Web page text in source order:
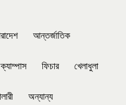
আন্তর্জাতিক
ক্যাম্পাস ফিচার খেলাধুলা
অন্যান্য